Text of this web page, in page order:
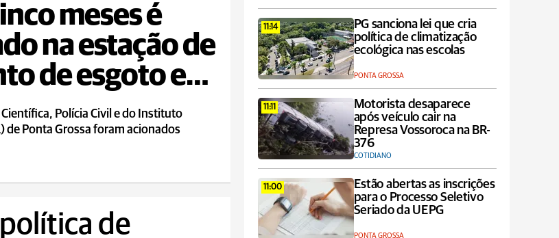
meses é
na estação de
de esgoto em
Científica, Polícia Civil e do Instituto
de Ponta Grossa foram acionados
11:14
PG sanciona lei que cria
política de climatização
ecológica nas escolas
PONTA GROSSA
11:11
Motorista desaparece
após veículo cair na
Represa Vossoroca na BR-
376
COTIDIANO
11:00
Estão abertas as inscrições
para o Processo Seletivo
Seriado da UEPG
PONTA GROSSA
de